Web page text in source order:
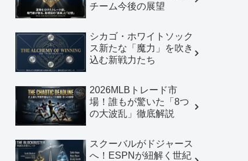
チーム今後の展望
シカゴ・ホワイトソック
ス新たな「魔力」を吹き
込む新戦力たち
2026MLBトレード市
場！誰もが驚いた「8つ
の大波乱」徹底解説
スクーバルがドジャース
へ！ESPNが紐解く世紀